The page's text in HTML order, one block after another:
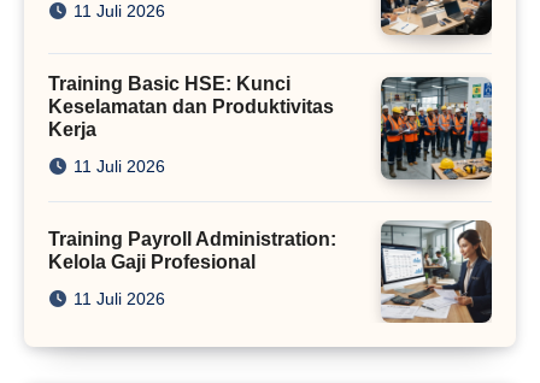
11 Juli 2026
Training Basic HSE: Kunci
Keselamatan dan Produktivitas
Kerja
11 Juli 2026
Training Payroll Administration:
Kelola Gaji Profesional
11 Juli 2026